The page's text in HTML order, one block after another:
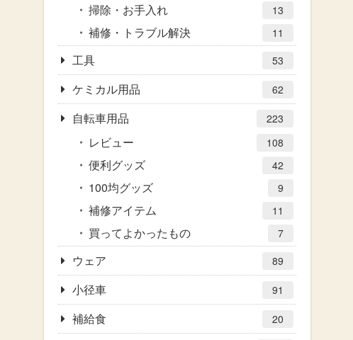
掃除・お手入れ 13
補修・トラブル解決 11
工具 53
ケミカル用品 62
自転車用品 223
レビュー 108
便利グッズ 42
100均グッズ 9
補修アイテム 11
買ってよかったもの 7
ウェア 89
小径車 91
補給食 20